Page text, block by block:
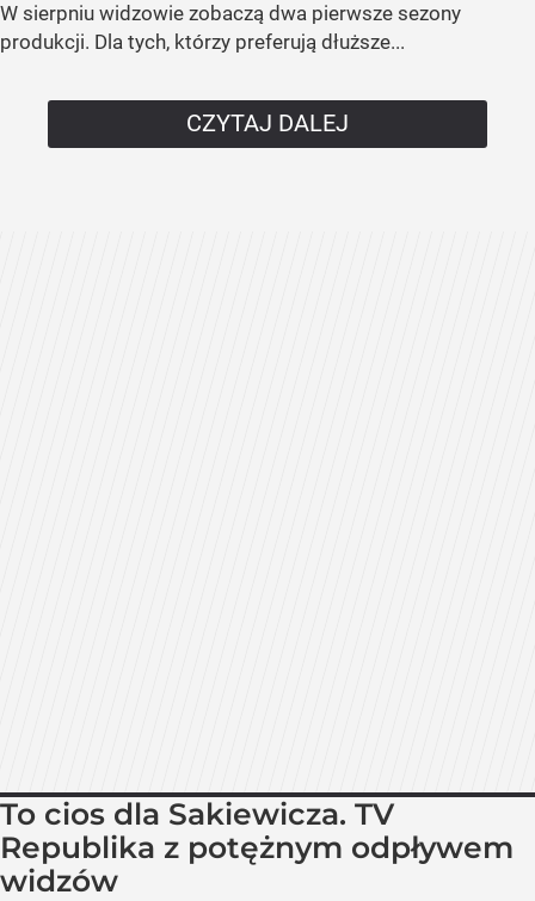
W sierpniu widzowie zobaczą dwa pierwsze sezony
produkcji. Dla tych, którzy preferują dłuższe...
CZYTAJ DALEJ
To cios dla Sakiewicza. TV
Republika z potężnym odpływem
widzów